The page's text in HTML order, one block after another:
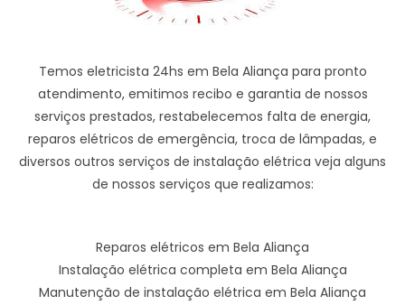
Temos eletricista 24hs em Bela Aliança para pronto
atendimento, emitimos recibo e garantia de nossos
serviços prestados, restabelecemos falta de energia,
reparos elétricos de emergência, troca de lâmpadas, e
diversos outros serviços de instalação elétrica veja alguns
de nossos serviços que realizamos:
Reparos elétricos em Bela Aliança
Instalação elétrica completa em Bela Aliança
Manutenção de instalação elétrica em Bela Aliança